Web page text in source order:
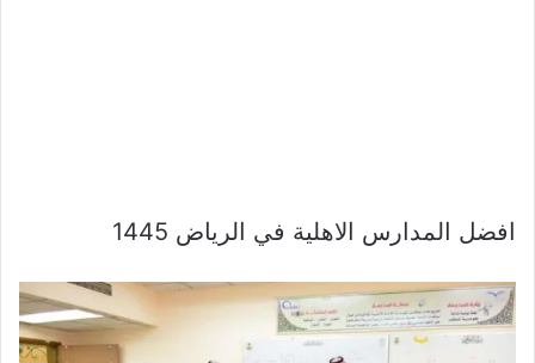
افضل المدارس الاهلية في الرياض 1445